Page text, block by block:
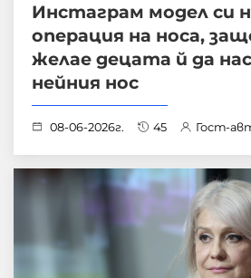
Инстаграм модел си
операция на носа,
желае децата й да
нейния нос
08-06-2026г. 45 Гост-